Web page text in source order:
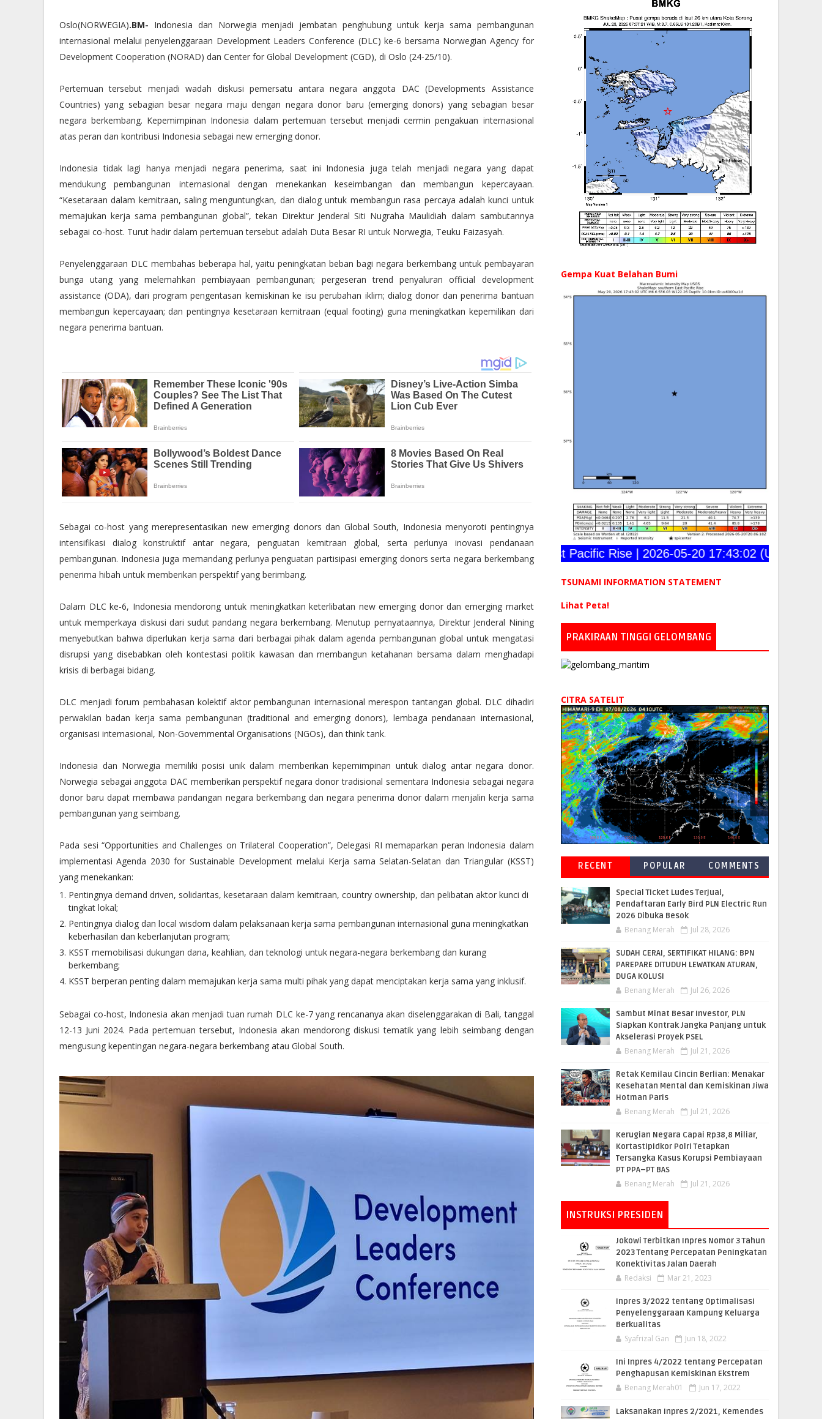
Oslo(NORWEGIA).BM- Indonesia dan Norwegia menjadi jembatan penghubung untuk kerja sama pembangunan
internasional melalui penyelenggaraan Development Leaders Conference (DLC) ke-6 bersama Norwegian Agency for
Development Cooperation (NORAD) dan Center for Global Development (CGD), di Oslo (24-25/10).
Pertemuan tersebut menjadi wadah diskusi pemersatu antara negara anggota DAC (Developments Assistance
Countries) yang sebagian besar negara maju dengan negara donor baru (emerging donors) yang sebagian besar
negara berkembang. Kepemimpinan Indonesia dalam pertemuan tersebut menjadi cermin pengakuan internasional
atas peran dan kontribusi Indonesia sebagai new emerging donor.
Indonesia tidak lagi hanya menjadi negara penerima, saat ini Indonesia juga telah menjadi negara yang dapat
mendukung pembangunan internasional dengan menekankan keseimbangan dan membangun kepercayaan.
“Kesetaraan dalam kemitraan, saling menguntungkan, dan dialog untuk membangun rasa percaya adalah kunci untuk
memajukan kerja sama pembangunan global”, tekan Direktur Jenderal Siti Nugraha Maulidiah dalam sambutannya
sebagai co-host. Turut hadir dalam pertemuan tersebut adalah Duta Besar RI untuk Norwegia, Teuku Faizasyah.
Penyelenggaraan DLC membahas beberapa hal, yaitu peningkatan beban bagi negara berkembang untuk pembayaran
bunga utang yang melemahkan pembiayaan pembangunan; pergeseran trend penyaluran official development
assistance (ODA), dari program pengentasan kemiskinan ke isu perubahan iklim; dialog donor dan penerima bantuan
membangun kepercayaan; dan pentingnya kesetaraan kemitraan (equal footing) guna meningkatkan kepemilikan dari
negara penerima bantuan.
Sebagai co-host yang merepresentasikan new emerging donors dan Global South, Indonesia menyoroti pentingnya
intensifikasi dialog konstruktif antar negara, penguatan kemitraan global, serta perlunya inovasi pendanaan
pembangunan. Indonesia juga memandang perlunya penguatan partisipasi emerging donors serta negara berkembang
penerima hibah untuk memberikan perspektif yang berimbang.
Dalam DLC ke-6, Indonesia mendorong untuk meningkatkan keterlibatan new emerging donor dan emerging market
untuk memperkaya diskusi dari sudut pandang negara berkembang. Menutup pernyataannya, Direktur Jenderal Nining
menyebutkan bahwa diperlukan kerja sama dari berbagai pihak dalam agenda pembangunan global untuk mengatasi
disrupsi yang disebabkan oleh kontestasi politik kawasan dan membangun ketahanan bersama dalam menghadapi
krisis di berbagai bidang.
DLC menjadi forum pembahasan kolektif aktor pembangunan internasional merespon tantangan global. DLC dihadiri
perwakilan badan kerja sama pembangunan (traditional and emerging donors), lembaga pendanaan internasional,
organisasi internasional, Non-Governmental Organisations (NGOs), dan think tank.
Indonesia dan Norwegia memiliki posisi unik dalam memberikan kepemimpinan untuk dialog antar negara donor.
Norwegia sebagai anggota DAC memberikan perspektif negara donor tradisional sementara Indonesia sebagai negara
donor baru dapat membawa pandangan negara berkembang dan negara penerima donor dalam menjalin kerja sama
pembangunan yang seimbang.
Pada sesi “Opportunities and Challenges on Trilateral Cooperation”, Delegasi RI memaparkan peran Indonesia dalam
implementasi Agenda 2030 for Sustainable Development melalui Kerja sama Selatan-Selatan dan Triangular (KSST)
yang menekankan:
Pentingnya demand driven, solidaritas, kesetaraan dalam kemitraan, country ownership, dan pelibatan aktor kunci di
tingkat lokal;
Pentingnya dialog dan local wisdom dalam pelaksanaan kerja sama pembangunan internasional guna meningkatkan
keberhasilan dan keberlanjutan program;
KSST memobilisasi dukungan dana, keahlian, dan teknologi untuk negara-negara berkembang dan kurang
berkembang;
KSST berperan penting dalam memajukan kerja sama multi pihak yang dapat menciptakan kerja sama yang inklusif.
Sebagai co-host, Indonesia akan menjadi tuan rumah DLC ke-7 yang rencananya akan diselenggarakan di Bali, tanggal
12-13 Juni 2024. Pada pertemuan tersebut, Indonesia akan mendorong diskusi tematik yang lebih seimbang dengan
mengusung kepentingan negara-negara berkembang atau Global South.
Gempa Kuat Belahan Bumi
"M 6.6 | southern East Pacific Rise | 2026-05-20 17:43:02 (UTC) |
TSUNAMI INFORMATION STATEMENT
Lihat Peta!
PRAKIRAAN TINGGI GELOMBANG
CITRA SATELIT
RECENT POPULAR COMMENTS
Special Ticket Ludes Terjual,
Pendaftaran Early Bird PLN Electric Run
2026 Dibuka Besok
Benang Merah Jul 28, 2026
SUDAH CERAI, SERTIFIKAT HILANG: BPN
PAREPARE DITUDUH LEWATKAN ATURAN,
DUGA KOLUSI
Benang Merah Jul 26, 2026
Sambut Minat Besar Investor, PLN
Siapkan Kontrak Jangka Panjang untuk
Akselerasi Proyek PSEL
Benang Merah Jul 21, 2026
Retak Kemilau Cincin Berlian: Menakar
Kesehatan Mental dan Kemiskinan Jiwa
Hotman Paris
Benang Merah Jul 21, 2026
Kerugian Negara Capai Rp38,8 Miliar,
Kortastipidkor Polri Tetapkan
Tersangka Kasus Korupsi Pembiayaan
PT PPA–PT BAS
Benang Merah Jul 21, 2026
INSTRUKSI PRESIDEN
Jokowi Terbitkan Inpres Nomor 3 Tahun
2023 Tentang Percepatan Peningkatan
Konektivitas Jalan Daerah
Redaksi Mar 21, 2023
Inpres 3/2022 tentang Optimalisasi
Penyelenggaraan Kampung Keluarga
Berkualitas
Syafrizal Gan Jun 18, 2022
Ini Inpres 4/2022 tentang Percepatan
Penghapusan Kemiskinan Ekstrem
Benang Merah01 Jun 17, 2022
Laksanakan Inpres 2/2021, Kemendes